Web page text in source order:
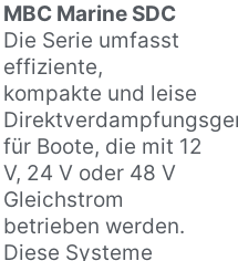
MBC Marine SDC
Die Serie umfasst
effiziente,
kompakte und leise
für Boote, die mit 12
V, 24 V oder 48 V
Gleichstrom
betrieben werden.
Diese Systeme